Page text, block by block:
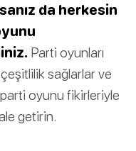
da herkesin
Parti oyunları
sağlarlar ve
oyunu fikirleriyle
getirin.